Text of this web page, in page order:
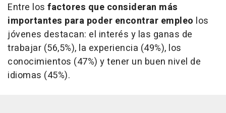
Entre los factores que consideran más
importantes para poder encontrar empleo los
jóvenes destacan: el interés y las ganas de
trabajar (56,5%), la experiencia (49%), los
conocimientos (47%) y tener un buen nivel de
idiomas (45%).